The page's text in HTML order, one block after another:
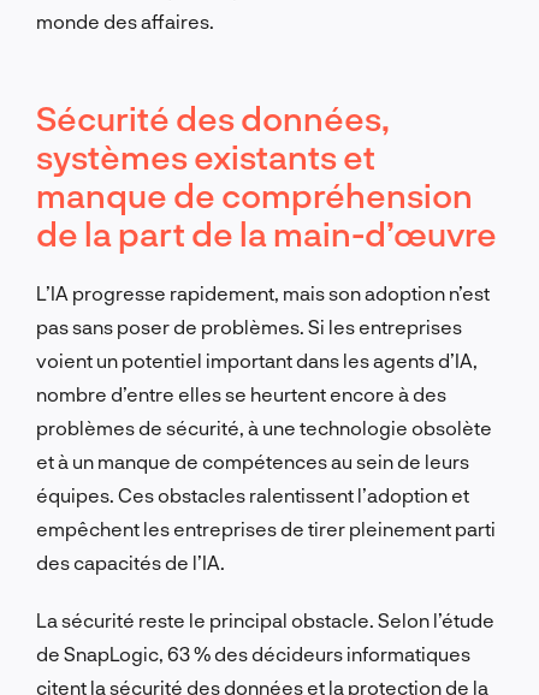
monde des affaires.
Sécurité des données,
systèmes existants et
manque de compréhension
de la part de la main-d’œuvre
L’IA progresse rapidement, mais son adoption n’est
pas sans poser de problèmes. Si les entreprises
voient un potentiel important dans les agents d’IA,
nombre d’entre elles se heurtent encore à des
problèmes de sécurité, à une technologie obsolète
et à un manque de compétences au sein de leurs
équipes. Ces obstacles ralentissent l’adoption et
empêchent les entreprises de tirer pleinement parti
des capacités de l’IA.
La sécurité reste le principal obstacle. Selon l’étude
de SnapLogic, 63 % des décideurs informatiques
citent la sécurité des données et la protection de la